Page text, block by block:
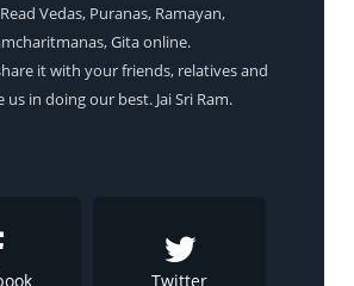
Vedas, Puranas, Ramayan,
Gita online.
it with your friends, relatives and
in doing our best. Jai Sri Ram.
Twitter